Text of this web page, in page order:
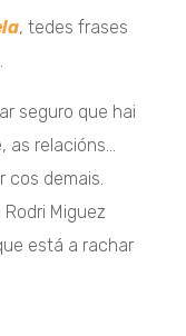
, tedes frases
seguro que hai
relacións…
demais.
Miguez
está a rachar